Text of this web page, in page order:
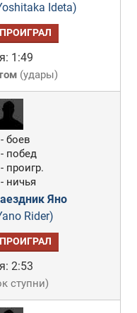
Ideta)
ПРОИГРАЛ
1:49
(удары)
боев
побед
проигр.
ничья
Яно
Rider)
ПРОИГРАЛ
2:53
ступни)